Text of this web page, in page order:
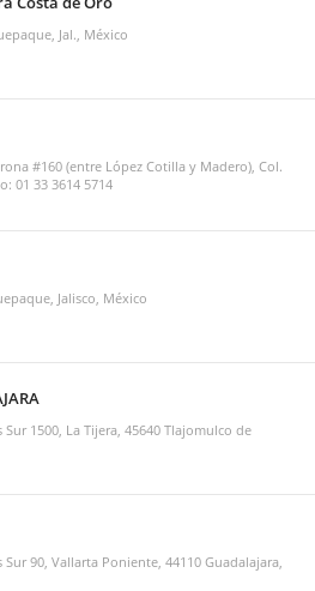
Jal., México
#160 (entre López Cotilla y Madero), Col.
01 33 3614 5714
Jalisco, México
1500, La Tijera, 45640 Tlajomulco de
90, Vallarta Poniente, 44110 Guadalajara,